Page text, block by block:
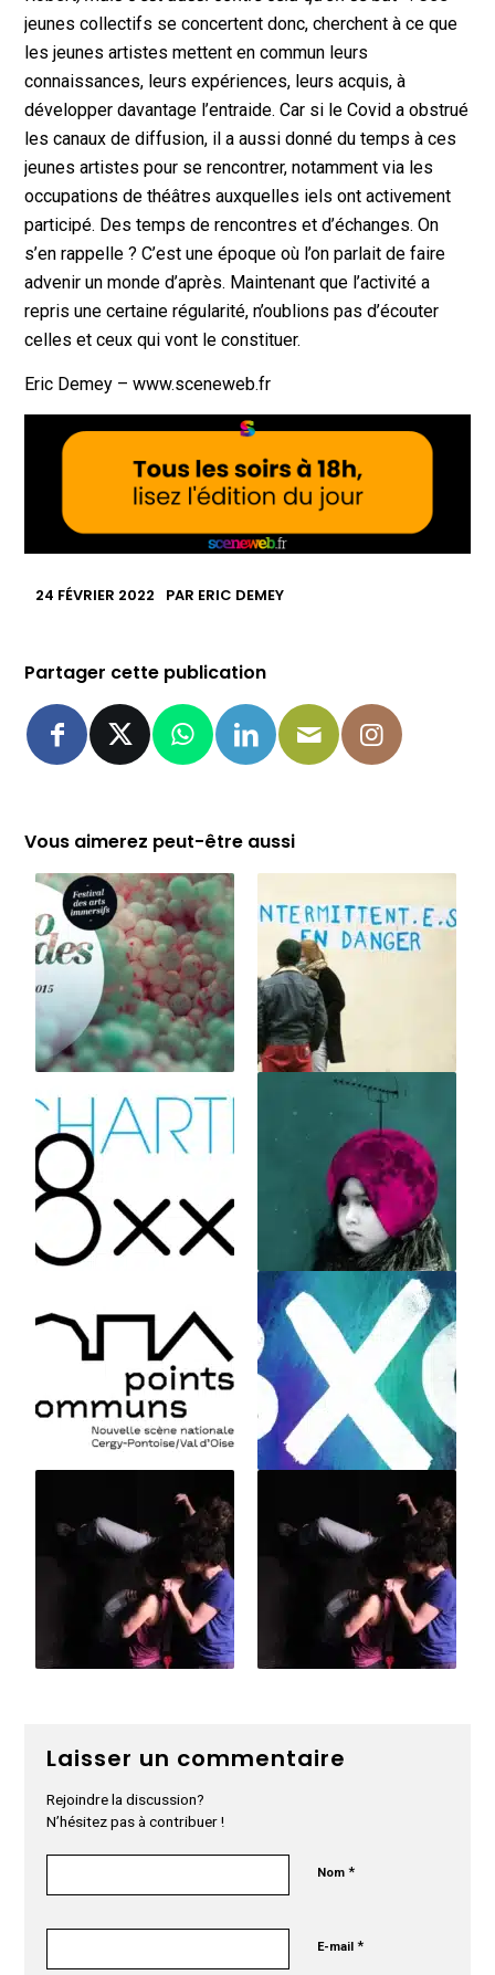
jeunes collectifs se concertent donc, cherchent à ce que
les jeunes artistes mettent en commun leurs
connaissances, leurs expériences, leurs acquis, à
développer davantage l’entraide. Car si le Covid a obstrué
les canaux de diffusion, il a aussi donné du temps à ces
jeunes artistes pour se rencontrer, notamment via les
occupations de théâtres auxquelles iels ont activement
participé. Des temps de rencontres et d’échanges. On
s’en rappelle ? C’est une époque où l’on parlait de faire
advenir un monde d’après. Maintenant que l’activité a
repris une certaine régularité, n’oublions pas d’écouter
celles et ceux qui vont le constituer.
Eric Demey – www.sceneweb.fr
24 FÉVRIER 2022 PAR ERIC DEMEY
Partager cette publication
Vous aimerez peut-être aussi
Laisser un commentaire
Rejoindre la discussion?
N’hésitez pas à contribuer !
Nom*
E-mail*